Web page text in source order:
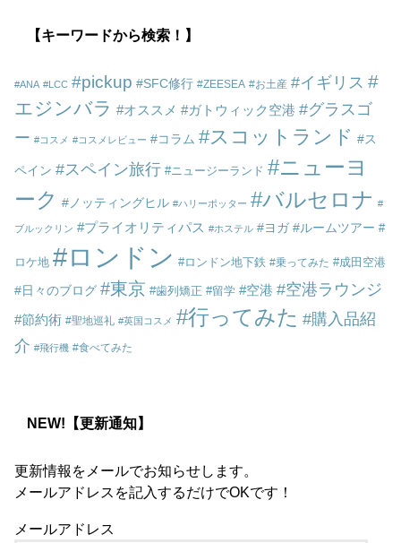
【キーワードから検索！】
ANA LCC pickup SFC修行 ZEESEA お土産 イギリス
エジンバラ オススメ ガトウィック空港
グラスゴ
ー
コスメ コスメレビュー コラム スコットランド ス
ペイン スペイン旅行 ニュージーランド
ニューヨ
ーク
ノッティングヒル ハリーポッター バルセロナ
ブルックリン プライオリティパス ホステル ヨガ ルームツアー
ロケ地 ロンドン ロンドン地下鉄 乗ってみた 成田空港
日々のブログ 東京 歯列矯正 留学 空港 空港ラウンジ
節約術 聖地巡礼 英国コスメ 行ってみた
購入品紹
介
飛行機 食べてみた
NEW!【更新通知】
更新情報をメールでお知らせします。
メールアドレスを記入するだけでOKです！
メールアドレス